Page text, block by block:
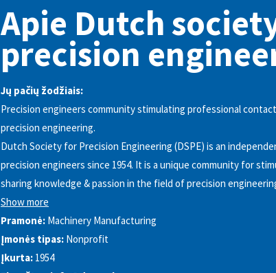
Apie Dutch
precision
Jų pačių žodžiais:
Precision engineers community stimulating professional
precision engineering.
Dutch Society for Precision Engineering (DSPE) is an
precision engineers since 1954. It is a unique community for
sharing knowledge & passion in the field of precision
Show more
Pramonė: Machinery Manufacturing
Įmonės tipas: Nonprofit
Įkurta: 1954